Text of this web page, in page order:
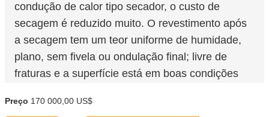
condução de calor tipo secador, o custo de
secagem é reduzido muito. O revestimento após
a secagem tem um teor uniforme de humidade,
plano, sem fivela ou ondulação final; livre de
fraturas e a superfície está em boas condições
Espessura do revestimento (mm):0,8-8
Preço 170 000,00 US$